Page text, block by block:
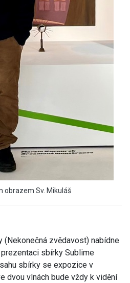
obrazem Sv. Mikuláš
(Nekonečná zvědavost) nabídne
sbírky Sublime
sbírky se expozice v
dvou vlnách bude vždy k vidění